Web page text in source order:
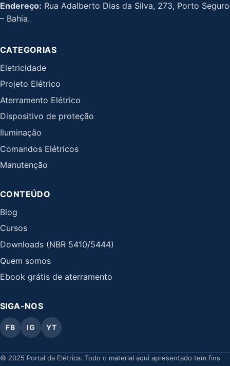
Endereço: Rua Adalberto Dias da Silva, 273, Porto Seguro
– Bahia.
CATEGORIAS
Eletricidade
Projeto Elétrico
Aterramento Elétrico
Dispositivo de proteção
Iluminação
Comandos Elétricos
Manutenção
CONTEÚDO
Blog
Cursos
Downloads (NBR 5410/5444)
Quem somos
Ebook grátis de aterramento
SIGA-NOS
FB IG YT
© 2025 Portal da Elétrica. Todo o material aqui apresentado tem fins